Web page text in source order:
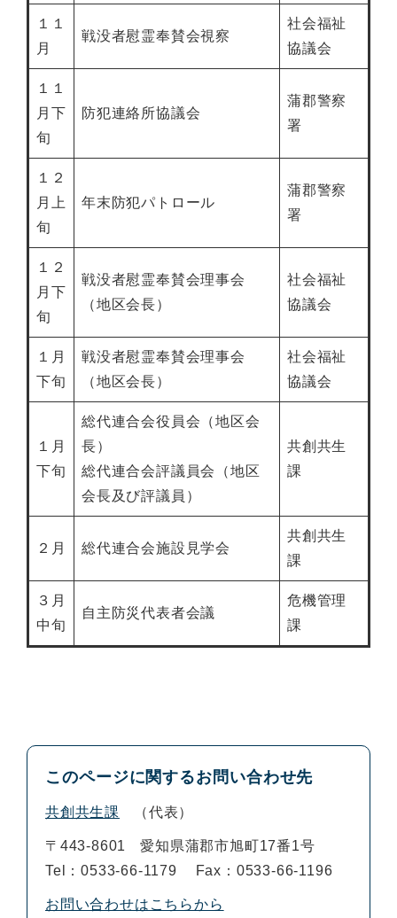
１１
月
戦没者慰霊奉賛会視察
社会福祉
協議会
１１
月下
旬
防犯連絡所協議会
蒲郡警察
署
１２
月上
旬
年末防犯パトロール
蒲郡警察
署
１２
月下
旬
戦没者慰霊奉賛会理事会
（地区会長）
社会福祉
協議会
１月
下旬
戦没者慰霊奉賛会理事会
（地区会長）
社会福祉
協議会
１月
下旬
総代連合会役員会（地区会
長）
総代連合会評議員会（地区
会長及び評議員）
共創共生
課
２月 総代連合会施設見学会
共創共生
課
３月
中旬
自主防災代表者会議
危機管理
課
このページに関するお問い合わせ先
共創共生課 代表
〒443-8601
愛知県蒲郡市旭町17番1号
Tel：0533-66-1179
Fax：0533-66-1196
お問い合わせはこちらから